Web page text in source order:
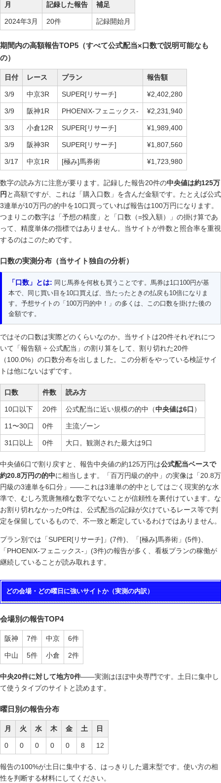
月 記録した報告 補足
2024年3月 20件 記録開始月
期間内の高額報告TOP5（すべて公式配当×口数で説明可能なも
の）
日付 レース プラン 報告額
3/9 中京3R SUPER[リサーチ] ¥2,402,280
3/9 阪神1R PHOENIX-フェニックス- ¥2,231,940
3/3 小倉12R SUPER[リサーチ] ¥1,989,400
3/9 阪神3R SUPER[リサーチ] ¥1,807,560
3/17 中京1R [極み]馬券術 ¥1,723,980
数字の読み方に注意が要ります。記録した報告20件の中央値は約125万
円 と高額ですが、これは「購入口数」を含んだ金額です。たとえば公式
3連単が10万円の的中を10口買っていれば報告は100万円になります。
つまりこの数字は「予想の精度」と「口数（=投入額）」の掛け算であ
って、精度単体の指標ではありません。当サイトが件数と照合率を重視
するのはこのためです。
口数の実測分布（当サイト独自の分析）
「口数」とは: 同じ馬券を何枚も買うことです。馬券は1口100円が基
本で、同じ買い目を10口買えば、当たったときの払戻も10倍になりま
す。予想サイトの「100万円的中！」の多くは、この口数を掛けた後の
金額です。
ではその口数は実際どのくらいなのか。当サイトは20件それぞれにつ
いて「報告額 ÷ 公式配当」の割り算をして、割り切れた20件
（100.0%）の口数分布を出しました。この分析をやっている検証サイ
トは他にないはずです。
口数 件数 読み方
10口以下 20件 公式配当に近い規模の的中（中央値は6口 ）
11〜30口 0件 主流ゾーン
31口以上 0件 大口。観測された最大は9口
中央値6口で割り戻すと、報告中央値の約125万円は公式配当ベースで
約20.8万円の的中に相当します。「百万円級の的中」の実像は「20.8万
円級の3連単を6口分」——これは3連単の的中としてはごく現実的な水
準で、むしろ荒唐無稽な数字でないことが信頼性を裏付けています。な
お割り切れなかった0件は、公式配当の記録が欠けているレース等で判
定を保留しているもので、不一致と断定しているわけではありません。
プラン別では「SUPER[リサーチ]」(7件)、「[極み]馬券術」(5件)、
「PHOENIX-フェニックス-」(3件)の報告が多く、看板プランの稼働が
継続していることが読み取れます。
どの会場・どの曜日に強いサイトか（実測の内訳）
会場別の報告TOP4
阪神 7件 中京 6件
中山 5件 小倉 2件
中央20件に対して地方0件——実測はほぼ中央専門です。土日に集中し
て使うタイプのサイトと読めます。
曜日別の報告分布
月 火 水 木 金 土 日
0 0 0 0 0 8 12
報告の100%が土日に集中する、はっきりした週末型です。使い方の相
性を判断する材料にしてください。